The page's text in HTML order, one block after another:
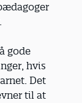
gode
hvis
Det
til at